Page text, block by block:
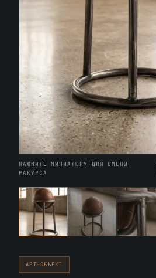
НАЖМИТЕ МИНИАТЮРУ ДЛЯ СМЕНЫ
РАКУРСА
АРТ-ОБЪЕКТ